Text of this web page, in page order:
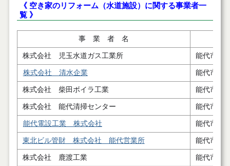
《 空き家のリフォーム（水道施設）に関する事業者一
覧 》
事 業 者 名
株式会社 児玉水道ガス工業所 能代市字
株式会社 清水企業 能代市鰄
株式会社 柴田ボイラ工業 能代市扇
株式会社 能代清掃センター 能代市河
能代電設工業 株式会社 能代市浜
東北ビル管財 株式会社 能代営業所 能代市河
株式会社 鹿渡工業 能代市浅